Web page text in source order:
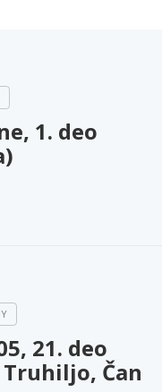
1. deo
21. deo
Čan